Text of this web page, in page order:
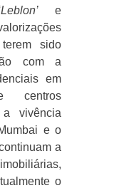
e
sido
com a
em
centros
a vivência
e o
a
o